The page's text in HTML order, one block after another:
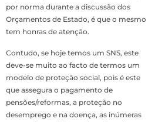
por norma durante a discussão dos
Orçamentos de Estado, é que o mesmo
tem honras de atenção.
Contudo, se hoje temos um SNS, este
deve-se muito ao facto de termos um
modelo de proteção social, pois é este
que assegura o pagamento de
pensões/reformas, a proteção no
desemprego e na doença, as inúmeras